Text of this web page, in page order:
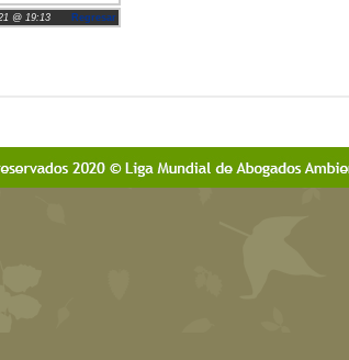
@ 19:13 Regresar